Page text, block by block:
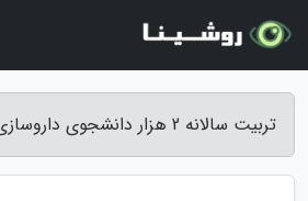
تربیت سالانه 2 هزار دانشجوی داروسازی در کشور - راه ساری